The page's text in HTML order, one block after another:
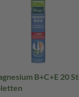
B+C+E 20 St